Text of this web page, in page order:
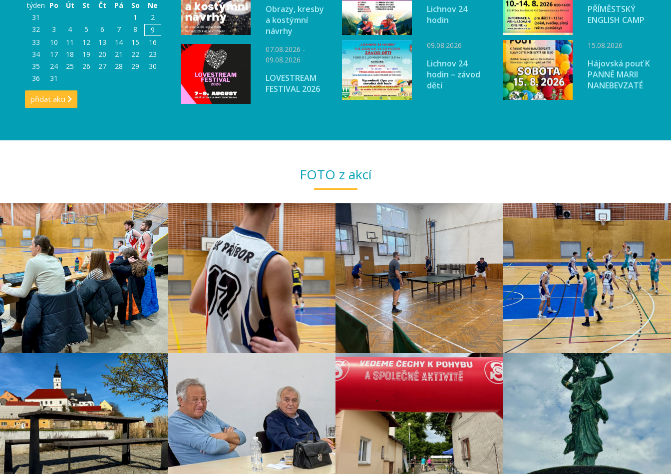
týden Po Út St Čt Pá So
Ne
31
1
2
32
3 4 5 6 7 8
9
33
10 11 12 13 14 15
16
34
17 18 19 20 21 22
23
35
24 25 26 27 28 29
30
36
31
přidat akci
Obrazy, kresby
a kostýmní
návrhy
07.08.2026 -
09.08.2026
LOVESTREAM
FESTIVAL 2026
Lichnov 24
hodin
09.08.2026
Lichnov 24
hodin – závod
dětí
PŘÍMĚSTSKÝ
ENGLISH CAMP
15.08.2026
Hájovská pouť K
PANNĚ MARII
NANEBEVZATÉ
FOTO z akcí